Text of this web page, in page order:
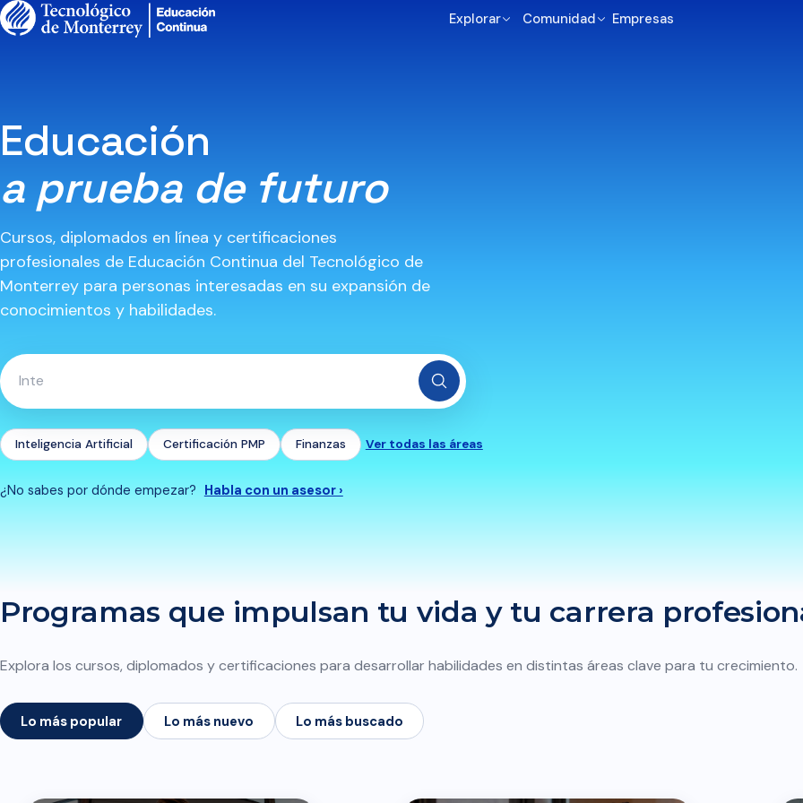
Explorar Comunidad Empresas
Educación
a prueba de futuro
Cursos, diplomados en línea y certificaciones
profesionales de Educación Continua del Tecnológico de
Monterrey para personas interesadas en su expansión de
conocimientos y habilidades.
Inteligencia Artificial Certificación PMP Finanzas Ver todas las áreas
¿No sabes por dónde empezar? Habla con un asesor ›
Programas que impulsan tu vida y tu carrera
Explora los cursos, diplomados y certificaciones para desarrollar habilidades en distintas áreas clave para tu crecimiento.
Lo más popular Lo más nuevo Lo más buscado